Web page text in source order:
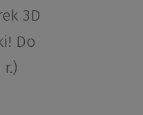
3D
Do